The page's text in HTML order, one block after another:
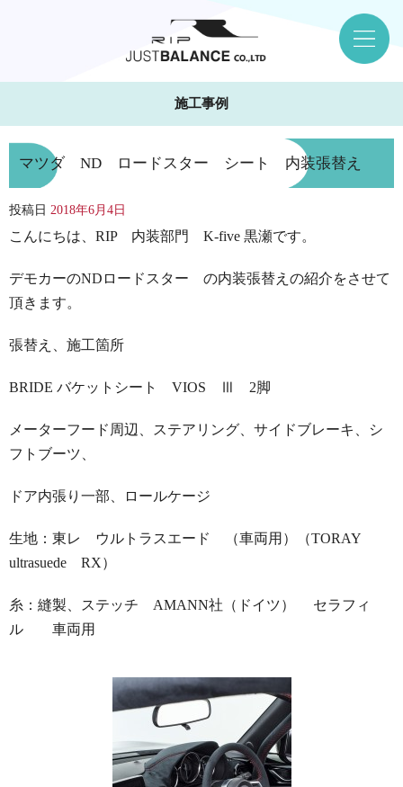
施工事例
マツダ ND ロードスター シート 内装張替え
投稿日 2018年6月4日
こんにちは、RIP 内装部門 K-five 黒瀬です。
デモカーのNDロードスター の内装張替えの紹介をさせて
頂きます。
張替え、施工箇所
BRIDE バケットシート VIOS Ⅲ 2脚
メーターフード周辺、ステアリング、サイドブレーキ、シ
フトブーツ、
ドア内張り一部、ロールケージ
生地：東レ ウルトラスエード （車両用）（TORAY
ultrasuede RX）
糸：縫製、ステッチ AMANN社（ドイツ） セラフィ
ル 車両用